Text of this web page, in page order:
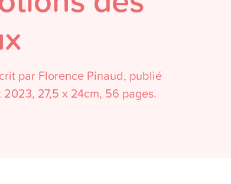
par Florence Pinaud, publié
27,5 x 24cm, 56 pages.